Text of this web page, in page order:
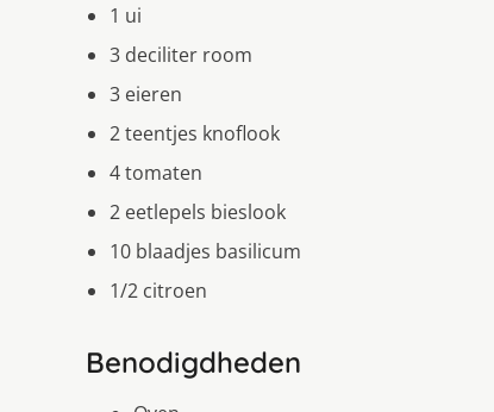
1 ui
3 deciliter room
3 eieren
2 teentjes knoflook
4 tomaten
2 eetlepels bieslook
10 blaadjes basilicum
1/2 citroen
Benodigdheden